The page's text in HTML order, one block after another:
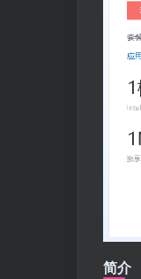
简介